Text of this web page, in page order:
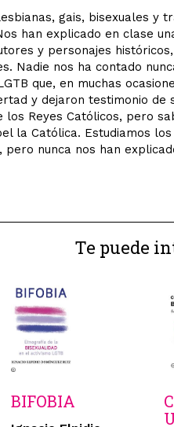
gais, bisexuales y
han explicado en clase
y personajes
Nadie nos ha contado
que, en muchas
y dejaron testimonio de
los Reyes Católicos, pero
la Católica. Estudiamos
pero nunca nos han
Te puede
BIFOBIA